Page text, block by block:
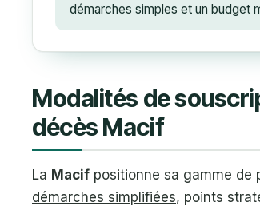
démarches simples et un budget
Modalités de
décès Macif
La Macif positionne sa gamme de
démarches simplifiées, points